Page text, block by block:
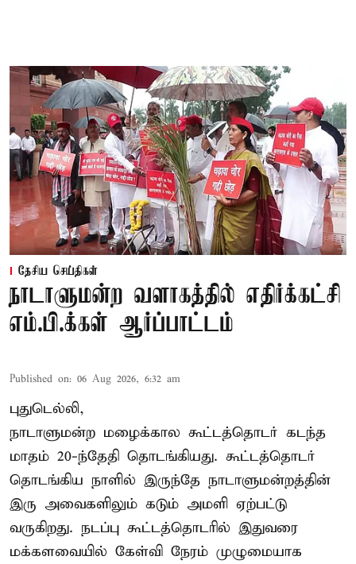
தேசிய செய்திகள்
நாடாளுமன்ற வளாகத்தில் எதிர்க்கட்சி
எம்.பி.க்கள் ஆர்ப்பாட்டம்
Published on: 06 Aug 2026, 6:32 am
புதுடெல்லி,
நாடாளுமன்ற மழைக்கால கூட்டத்தொடர் கடந்த
மாதம் 20-ந்தேதி தொடங்கியது. கூட்டத்தொடர்
தொடங்கிய நாளில் இருந்தே நாடாளுமன்றத்தின்
இரு அவைகளிலும் கடும் அமளி ஏற்பட்டு
வருகிறது. நடப்பு கூட்டத்தொடரில் இதுவரை
மக்களவையில் கேள்வி நேரம் முழுமையாக